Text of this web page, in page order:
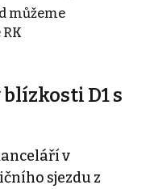
můžeme
D1 s
v
sjezdu z